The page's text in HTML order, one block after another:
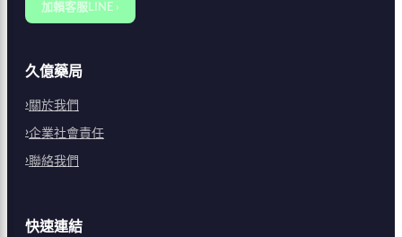
加賴客服LINE ›
久億藥局
關於我們
企業社會責任
聯絡我們
快速連結